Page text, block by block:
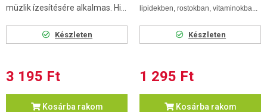
müzlik ízesítésére alkalmas. Hi...
Készleten
3 195 Ft
Kosárba rakom
lipidekben, rostokban, vitaminokba...
Készleten
1 295 Ft
Kosárba rakom